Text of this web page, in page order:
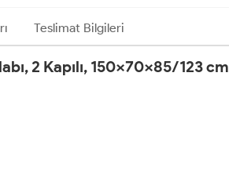
Teslimat Bilgileri
2 Kapılı, 150x70x85/123 cm